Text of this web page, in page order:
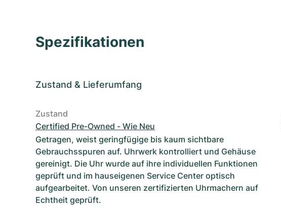
Spezifikationen
Zustand & Lieferumfang
Zustand
Certified Pre-Owned - Wie Neu
Getragen, weist geringfügige bis kaum sichtbare
Gebrauchsspuren auf. Uhrwerk kontrolliert und Gehäuse
gereinigt. Die Uhr wurde auf ihre individuellen Funktionen
geprüft und im hauseigenen Service Center optisch
aufgearbeitet. Von unseren zertifizierten Uhrmachern auf
Echtheit geprüft.